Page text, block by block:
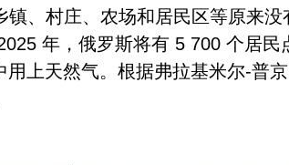
镇、村庄、农场和居民区等原来
年，俄罗斯将有 5 700 个居民
用上天然气。根据弗拉基米尔-普